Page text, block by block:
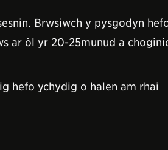
Brwsiwch y pysgodyn
ar ôl yr 20-25munud a
hefo ychydig o halen am rhai